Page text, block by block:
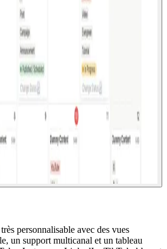
personnalisable avec des vues
un support multicanal et un tableau